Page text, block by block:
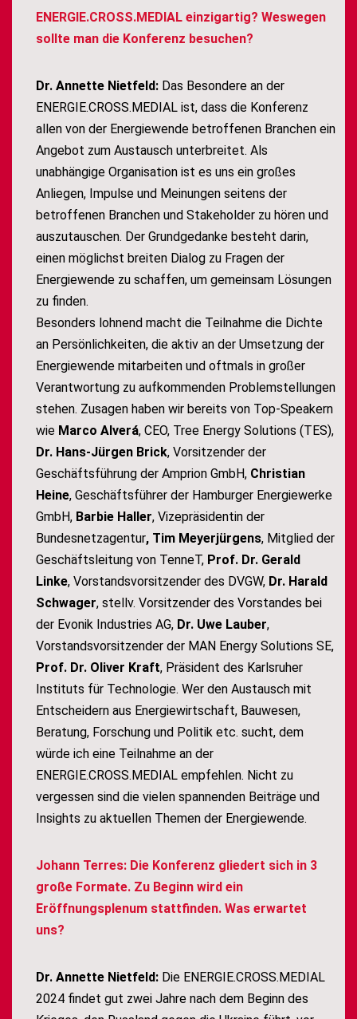
ENERGIE.CROSS.MEDIAL einzigartig? Weswegen
sollte man die Konferenz besuchen?
Dr. Annette Nietfeld: Das Besondere an der
ENERGIE.CROSS.MEDIAL ist, dass die Konferenz
allen von der Energiewende betroffenen Branchen ein
Angebot zum Austausch unterbreitet. Als
unabhängige Organisation ist es uns ein großes
Anliegen, Impulse und Meinungen seitens der
betroffenen Branchen und Stakeholder zu hören und
auszutauschen. Der Grundgedanke besteht darin,
einen möglichst breiten Dialog zu Fragen der
Energiewende zu schaffen, um gemeinsam Lösungen
zu finden.
Besonders lohnend macht die Teilnahme die Dichte
an Persönlichkeiten, die aktiv an der Umsetzung der
Energiewende mitarbeiten und oftmals in großer
Verantwortung zu aufkommenden Problemstellungen
stehen. Zusagen haben wir bereits von Top-Speakern
wie Marco Alverá, CEO, Tree Energy Solutions (TES),
Dr. Hans-Jürgen Brick, Vorsitzender der
Geschäftsführung der Amprion GmbH, Christian
Heine, Geschäftsführer der Hamburger Energiewerke
GmbH, Barbie Haller, Vizepräsidentin der
Bundesnetzagentur, Tim Meyerjürgens, Mitglied der
Geschäftsleitung von TenneT, Prof. Dr. Gerald
Linke, Vorstandsvorsitzender des DVGW, Dr. Harald
Schwager, stellv. Vorsitzender des Vorstandes bei
der Evonik Industries AG, Dr. Uwe Lauber,
Vorstandsvorsitzender der MAN Energy Solutions SE,
Prof. Dr. Oliver Kraft, Präsident des Karlsruher
Instituts für Technologie. Wer den Austausch mit
Entscheidern aus Energiewirtschaft, Bauwesen,
Beratung, Forschung und Politik etc. sucht, dem
würde ich eine Teilnahme an der
ENERGIE.CROSS.MEDIAL empfehlen. Nicht zu
vergessen sind die vielen spannenden Beiträge und
Insights zu aktuellen Themen der Energiewende.
Johann Terres: Die Konferenz gliedert sich in 3
große Formate. Zu Beginn wird ein
Eröffnungsplenum stattfinden. Was erwartet
uns?
Dr. Annette Nietfeld: Die ENERGIE.CROSS.MEDIAL
2024 findet gut zwei Jahre nach dem Beginn des